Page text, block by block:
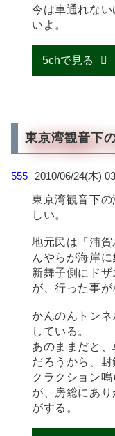
今は車通れな
いよ。
5chで見る
東京湾観音下
555 2010/06/24(木)
東京湾観音下
しい。
地元民は「浦
んやらが海岸に
新舞子側にド
が、行った事が
かんのんトン
している。
あのままだと
だろうから、封
クラクション
が、房総にあ
がする。